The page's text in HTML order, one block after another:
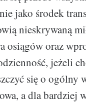
jako środek
nieskrywaną
osiągów oraz
jeżeli
się o ogólny
a dla bardziej